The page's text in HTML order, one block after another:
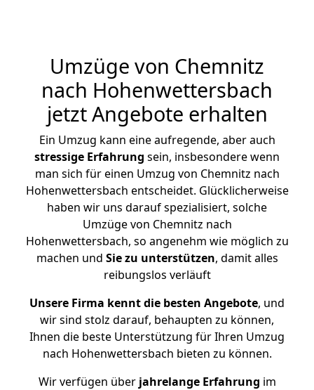
Umzüge von Chemnitz
nach Hohenwettersbach
jetzt Angebote erhalten
Ein Umzug kann eine aufregende, aber auch
stressige Erfahrung sein, insbesondere wenn
man sich für einen Umzug von Chemnitz nach
Hohenwettersbach entscheidet. Glücklicherweise
haben wir uns darauf spezialisiert, solche
Umzüge von Chemnitz nach
Hohenwettersbach, so angenehm wie möglich zu
machen und Sie zu unterstützen, damit alles
reibungslos verläuft
Unsere Firma kennt die besten Angebote, und
wir sind stolz darauf, behaupten zu können,
Ihnen die beste Unterstützung für Ihren Umzug
nach Hohenwettersbach bieten zu können.
Wir verfügen überjahrelange Erfahrung im